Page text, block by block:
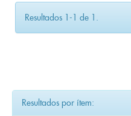
Resultados 1-1 de 1.
Resultados por ítem: